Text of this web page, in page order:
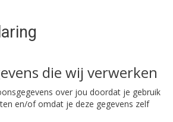
die wij verwerken
over jou doordat je gebruik
en/of omdat je deze gegevens zelf